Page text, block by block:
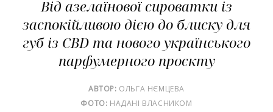
Від азелаїнової сироватки із
заспокійливою дією до блиску для
губ із CBD та нового українського
парфумерного проєкту
АВТОР: ОЛЬГА НЄМЦЕВА
ФОТО: НАДАНІ ВЛАСНИКОМ